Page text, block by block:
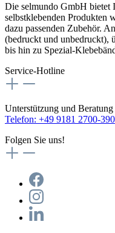
Die selmundo GmbH bietet
selbstklebenden Produkten
dazu passenden Zubehör.
(bedruckt und unbedruckt),
bis hin zu Spezial-
Service-Hotline
Unterstützung und Beratung
Telefon: +49 9181 2700-390
Folgen Sie uns!